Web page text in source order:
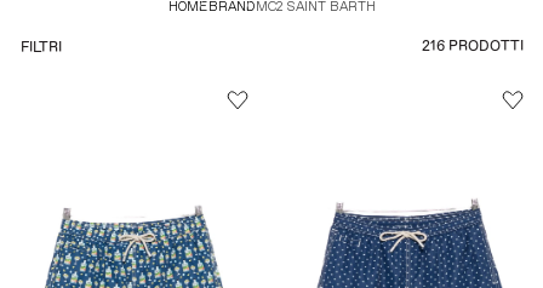
HOME BRAND MC2 SAINT BARTH
FILTRI 216 PRODOTTI